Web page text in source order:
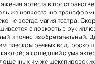
артиста в
же непрестанно
не всегда магия театра.
с ловкостью рук
и точно изобретательный.
плеском речных вод,
а сошедший с ума
им же шекспировских